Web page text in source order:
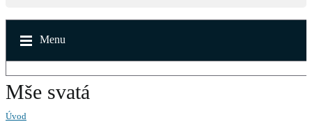
Menu
Mše svatá
Úvod